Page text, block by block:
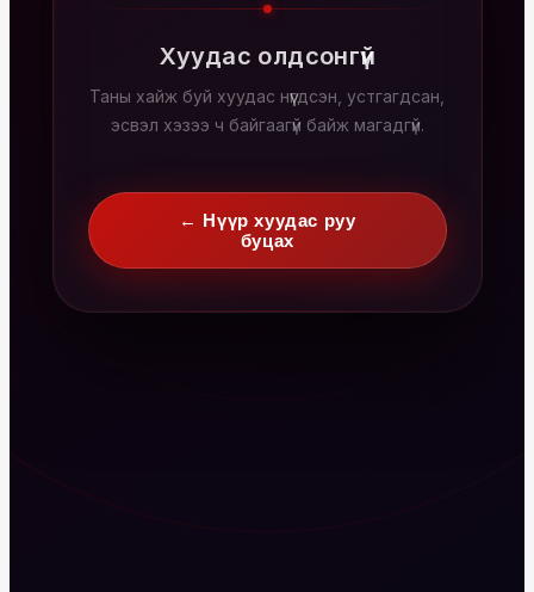
Хуудас олдсонгүй
Таны хайж буй хуудас нүүгдсэн, устгагдсан,
эсвэл хэзээ ч байгаагүй байж магадгүй.
← Нүүр хуудас руу
буцах